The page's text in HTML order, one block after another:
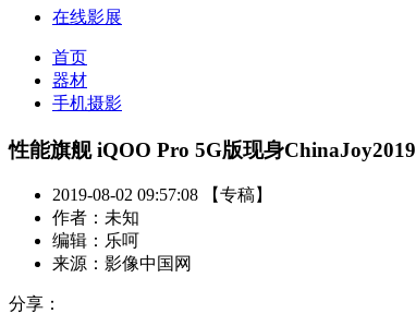
在线影展
首页
器材
手机摄影
性能旗舰 iQOO Pro 5G版现身ChinaJoy2019
2019-08-02 09:57:08 【专稿】
作者：未知
编辑：乐呵
来源：影像中国网
分享：